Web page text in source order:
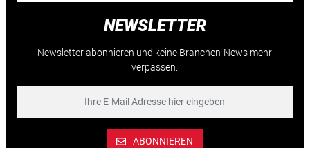
NEWSLETTER
Newsletter abonnieren und keine Branchen-News mehr
verpassen.
ABONNIEREN